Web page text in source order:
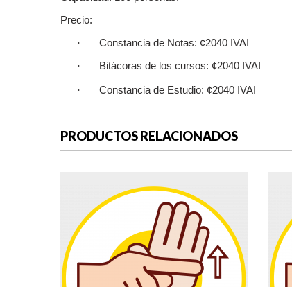
Precio:
· Constancia de Notas: ¢2040 IVAI
· Bitácoras de los cursos: ¢2040 IVAI
· Constancia de Estudio: ¢2040 IVAI
PRODUCTOS RELACIONADOS